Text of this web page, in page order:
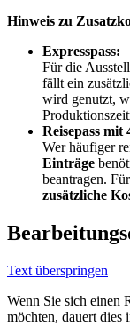
Hinweis zu
Expresspass:
Für die
fällt ein
wird genutzt,
Reisepass mit
Wer häufiger
Einträge
beantragen.
zusätzliche
Text überspringen
Wenn Sie sich einen
möchten, dauert dies